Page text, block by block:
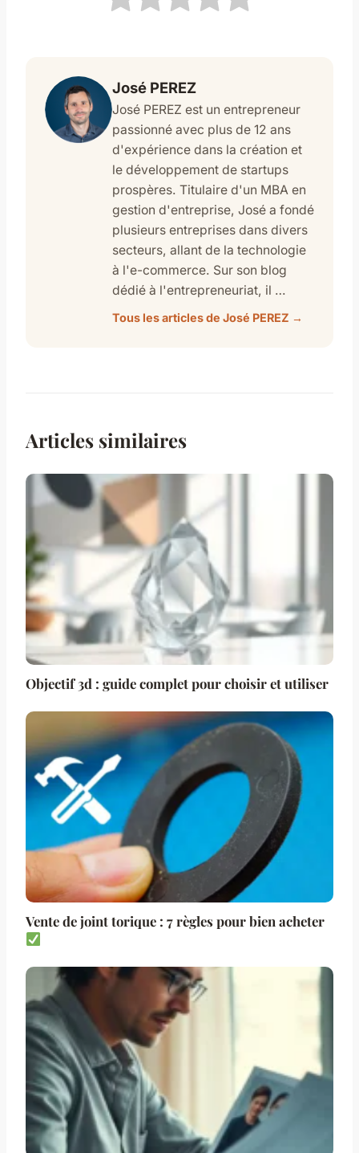
José PEREZ
José PEREZ est un entrepreneur
passionné avec plus de 12 ans
d'expérience dans la création et
le développement de startups
prospères. Titulaire d'un MBA en
gestion d'entreprise, José a fondé
plusieurs entreprises dans divers
secteurs, allant de la technologie
à l'e-commerce. Sur son blog
dédié à l'entrepreneuriat, il …
Tous les articles de José PEREZ →
Articles similaires
Objectif 3d : guide complet pour choisir et utiliser
Vente de joint torique : 7 règles pour bien acheter